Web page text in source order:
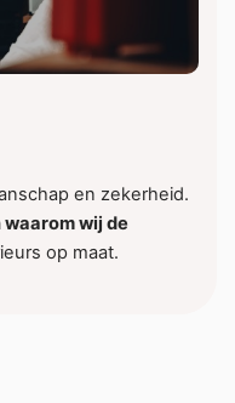
en zekerheid.
waarom wij de
op maat.